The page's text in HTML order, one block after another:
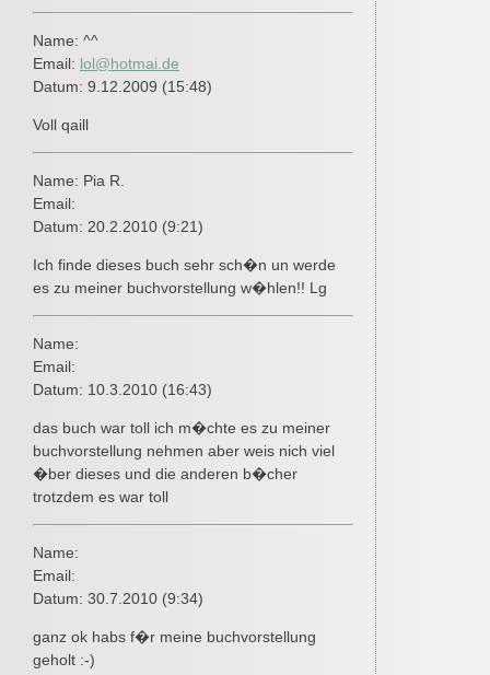
Name: ^^
Email: lol@hotmai.de
Datum: 9.12.2009 (15:48)
Voll qaill
Name: Pia R.
Email:
Datum: 20.2.2010 (9:21)
Ich finde dieses buch sehr sch�n un werde
es zu meiner buchvorstellung w�hlen!! Lg
Name:
Email:
Datum: 10.3.2010 (16:43)
das buch war toll ich m�chte es zu meiner
buchvorstellung nehmen aber weis nich viel
�ber dieses und die anderen b�cher
trotzdem es war toll
Name:
Email:
Datum: 30.7.2010 (9:34)
ganz ok habs f�r meine buchvorstellung
geholt :-)